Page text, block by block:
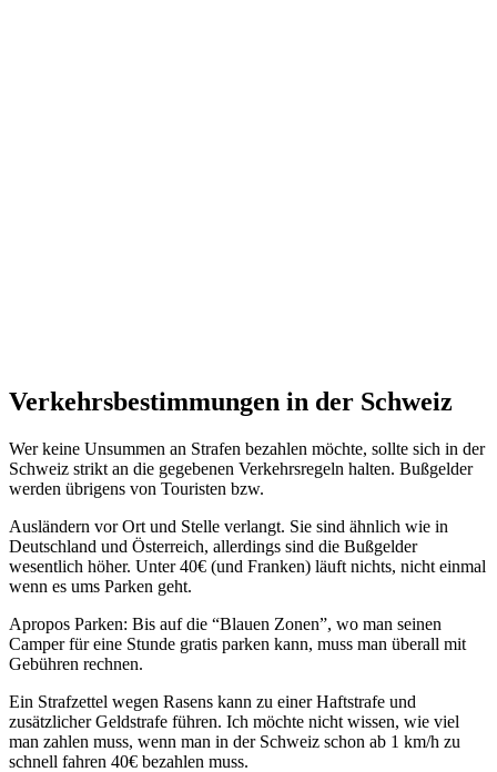
Verkehrsbestimmungen in der Schweiz
Wer keine Unsummen an Strafen bezahlen möchte, sollte sich in der
Schweiz strikt an die gegebenen Verkehrsregeln halten. Bußgelder
werden übrigens von Touristen bzw.
Ausländern vor Ort und Stelle verlangt. Sie sind ähnlich wie in
Deutschland und Österreich, allerdings sind die Bußgelder
wesentlich höher. Unter 40€ (und Franken) läuft nichts, nicht einmal
wenn es ums Parken geht.
Apropos Parken: Bis auf die “Blauen Zonen”, wo man seinen
Camper für eine Stunde gratis parken kann, muss man überall mit
Gebühren rechnen.
Ein Strafzettel wegen Rasens kann zu einer Haftstrafe und
zusätzlicher Geldstrafe führen. Ich möchte nicht wissen, wie viel
man zahlen muss, wenn man in der Schweiz schon ab 1 km/h zu
schnell fahren 40€ bezahlen muss.